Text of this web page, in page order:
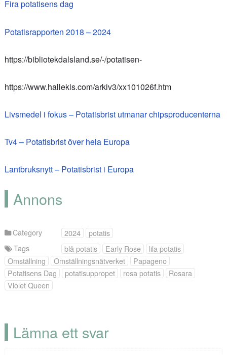
Fira potatisens dag
Potatisrapporten 2018 – 2024
https://bibliotekdalsland.se/-/potatisen-
https://www.hallekis.com/arkiv3/xx101026f.htm
Livsmedel i fokus – Potatisbrist utmanar chipsproducenterna
Tv4 – Potatisbrist över hela Europa
Lantbruksnytt – Potatisbrist i Europa
Annons
Category 2024
potatis
Tags
blå potatis Early Rose
lila potatis
Omställning
Omställningsnätverket
Papageno
Potatisens Dag
potatisuppropet rosa potatis
Rosara
Violet Queen
Lämna ett svar